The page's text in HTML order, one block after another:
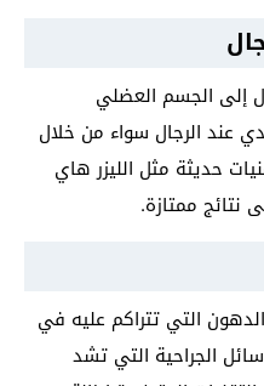
إلى الجسم العضلي
عند الرجال سواء من خلال
حديثة مثل الليزر هاي
ممتازة.
التي تتراكم عليه في
الجراحية التي تشد